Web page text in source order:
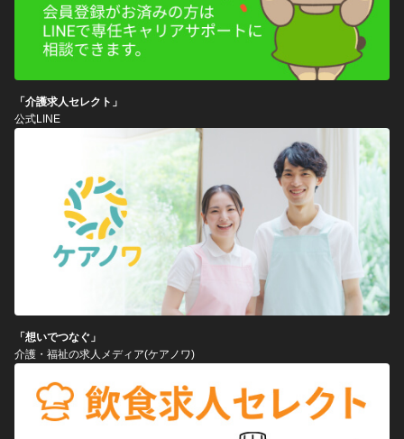
「介護求人セレクト」
公式LINE
「想いでつなぐ」
介護・福祉の求人メディア(ケアノワ)